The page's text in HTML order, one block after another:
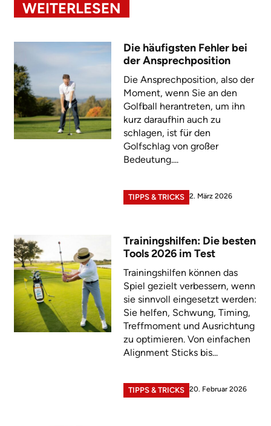
WEITERLESEN
Die häufigsten Fehler bei
der Ansprechposition
Die Ansprechposition, also der
Moment, wenn Sie an den
Golfball herantreten, um ihn
kurz daraufhin auch zu
schlagen, ist für den
Golfschlag von großer
Bedeutung....
TIPPS & TRICKS 2. März 2026
Trainingshilfen: Die besten
Tools 2026 im Test
Trainingshilfen können das
Spiel gezielt verbessern, wenn
sie sinnvoll eingesetzt werden:
Sie helfen, Schwung, Timing,
Treffmoment und Ausrichtung
zu optimieren. Von einfachen
Alignment Sticks bis...
TIPPS & TRICKS 20. Februar 2026